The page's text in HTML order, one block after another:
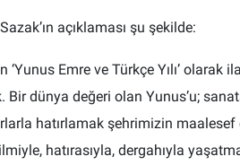
açıklaması şu şekilde:
‘Yunus Emre ve Türkçe Yılı’
Bir dünya değeri olan Yunus’u;
hatırlamak şehrimizin
ilmiyle, hatırasıyla, dergahıyla